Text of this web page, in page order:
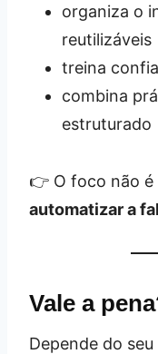
organiza o
reutilizáveis
treina
combina
estruturado
👉 O foco não
automatizar a
Vale a
Depende do